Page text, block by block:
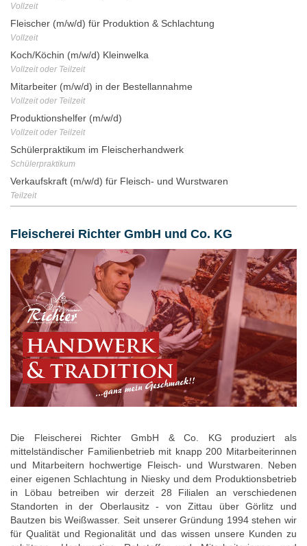
Vollzeit
Fleischer (m/w/d) für Produktion & Schlachtung
Vollzeit
Koch/Köchin (m/w/d) Kleinwelka
Vollzeit oder Teilzeit
Mitarbeiter (m/w/d) in der Bestellannahme
Vollzeit oder Teilzeit
Produktionshelfer (m/w/d)
Vollzeit oder Teilzeit
Schülerpraktikum im Fleischerhandwerk
Schülerpraktikum
Verkaufskraft (m/w/d) für Fleisch- und Wurstwaren
Teilzeit
Fleischerei Richter GmbH und Co. KG
Die Fleischerei Richter GmbH & Co. KG produziert als
mittelständischer Familienbetrieb mit knapp 200 Mitarbeiterinnen
und Mitarbeitern hochwertige Fleisch- und Wurstwaren. Neben
einer eigenen Schlachtung in Niesky und dem Produktionsbetrieb
in Löbau betreiben wir derzeit 28 Filialen an verschiedenen
Standorten in der Oberlausitz - von Zittau über Görlitz und
Bautzen bis Weißwasser. Seit unserer Gründung 1994 stehen wir
für Qualität und Regionalität und das wissen unsere Kunden zu